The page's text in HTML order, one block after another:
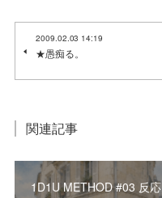
2009.02.03 14:19
★愚痴る。
関連記事
1D1U METHOD #03 反応